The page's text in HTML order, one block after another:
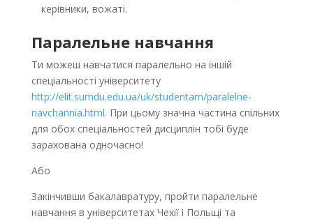
керівники, вожаті.
Паралельне навчання
Ти можеш навчатися паралельно на іншій
спеціальності університету
http://elit.sumdu.edu.ua/uk/studentam/paralelne-
navchannia.html. При цьому значна частина спільних
для обох спеціальностей дисциплін тобі буде
зарахована одночасно!
Або
Закінчивши бакалавратуру, пройти паралельне
навчання в університетах Чехії і Польщі та